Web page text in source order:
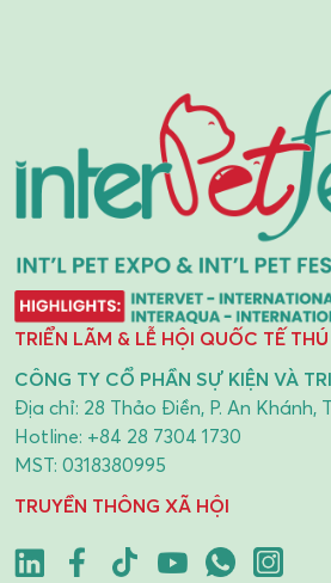
TRIỂN LÃM & LỄ HỘI QUỐC TẾ
CÔNG TY CỔ PHẦN SỰ KIỆN VÀ
Địa chỉ: 28 Thảo Điền, P. An Khánh,
Hotline: +84 28 7304 1730
MST: 0318380995
TRUYỀN THÔNG XÃ HỘI